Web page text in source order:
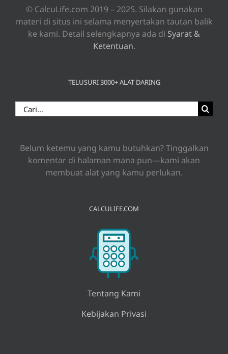
© CalcuLife.com 2019 – 2025. Silakan gunakan
materi di situs ini selama menyertakan tautan balik
ke kami. Detail selengkapnya ada di Syarat &
Ketentuan.
TELUSURI 3000+ ALAT DARING
Search
for:
Belum ketemu yang kamu butuhkan? Tinggalkan
komentar di halaman mana pun—kami akan
membuat alat yang kamu perlukan.
CALCULIFE.COM
Tentang Kami
Kebijakan Privasi